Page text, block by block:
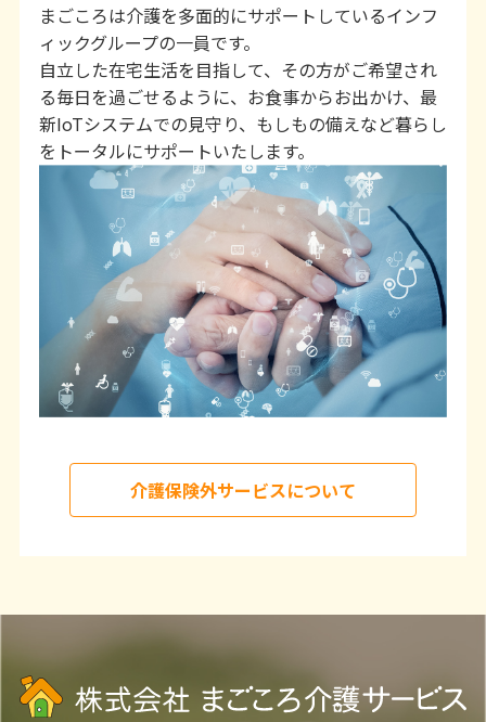
まごころは介護を多面的にサポートしているインフ
ィックグループの一員です。
自立した在宅生活を目指して、その方がご希望され
る毎日を過ごせるように、お食事からお出かけ、最
新IoTシステムでの見守り、もしもの備えなど暮らし
をトータルにサポートいたします。
介護保険外サービスについて